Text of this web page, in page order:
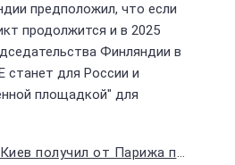
предположил, что если
продолжится и в 2025
Финляндии в
станет для России и
площадкой" для
Киев получил от Парижа первую партию ракет Scalp